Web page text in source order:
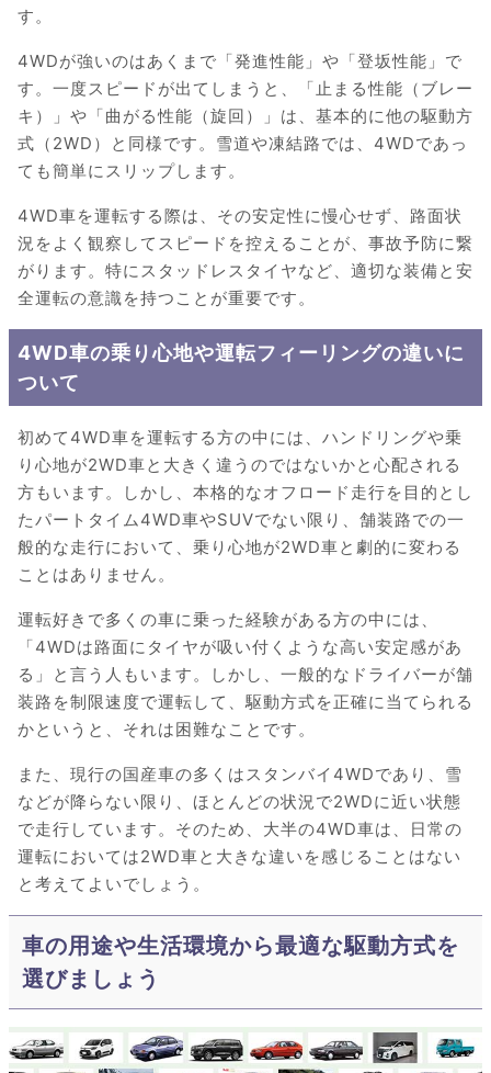
す。
4WDが強いのはあくまで「発進性能」や「登坂性能」で
す。一度スピードが出てしまうと、「止まる性能（ブレー
キ）」や「曲がる性能（旋回）」は、基本的に他の駆動方
式（2WD）と同様です。雪道や凍結路では、4WDであっ
ても簡単にスリップします。
4WD車を運転する際は、その安定性に慢心せず、路面状
況をよく観察してスピードを控えることが、事故予防に繋
がります。特にスタッドレスタイヤなど、適切な装備と安
全運転の意識を持つことが重要です。
4WD車の乗り心地や運転フィーリングの違いに
ついて
初めて4WD車を運転する方の中には、ハンドリングや乗
り心地が2WD車と大きく違うのではないかと心配される
方もいます。しかし、本格的なオフロード走行を目的とし
たパートタイム4WD車やSUVでない限り、舗装路での一
般的な走行において、乗り心地が2WD車と劇的に変わる
ことはありません。
運転好きで多くの車に乗った経験がある方の中には、
「4WDは路面にタイヤが吸い付くような高い安定感があ
る」と言う人もいます。しかし、一般的なドライバーが舗
装路を制限速度で運転して、駆動方式を正確に当てられる
かというと、それは困難なことです。
また、現行の国産車の多くはスタンバイ4WDであり、雪
などが降らない限り、ほとんどの状況で2WDに近い状態
で走行しています。そのため、大半の4WD車は、日常の
運転においては2WD車と大きな違いを感じることはない
と考えてよいでしょう。
車の用途や生活環境から最適な駆動方式を
選びましょう